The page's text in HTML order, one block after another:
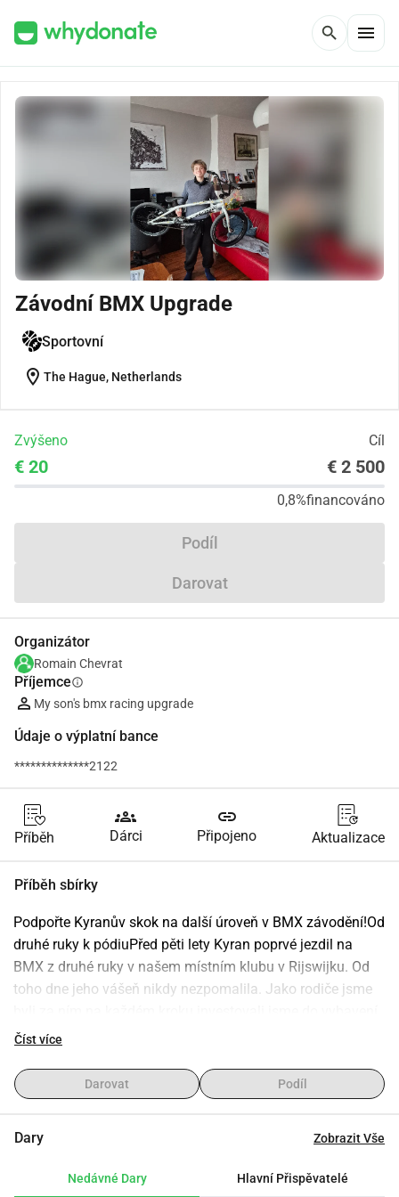
search menu
Závodní BMX Upgrade
Sportovní
location_on The Hague, Netherlands
Zvýšeno Cíl
€ 20 € 2 500
0,8%financováno
Podíl
Darovat
Organizátor
Romain Chevrat
Příjemceinfo
My son's bmx racing upgrade
Údaje o výplatní bance
**************2122
Příběh
groups
Dárci
link
Připojeno Aktualizace
Příběh sbírky
Podpořte Kyranův skok na další úroveň v BMX závodění!Od
druhé ruky k pódiuPřed pěti lety Kyran poprvé jezdil na
BMX z druhé ruky v našem místním klubu v Rijswijku. Od
toho dne jeho vášeň nikdy nezpomalila. Jako rodiče jsme
ochranných pomůcek, helem a specializovaného auta,
po celé zemi.Okamžik pravdyKyran má nyní 14 let, brzy mu
bude 15, a jeho talent oficiálně přerostl jeho vybavení. Na
2. místě, 5. místě a 2. místě ve svých úvodních rozjížďkách.
udržet tempo s intenzitou, a skončil na 8. místě.Mise: 2000
Číst více
Darovat Podíl
Dary Zobrazit Vše
Nedávné Dary Hlavní Přispěvatelé